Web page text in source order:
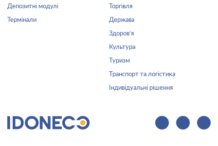
Депозитні модулі
Термінали
Торгівля
Держава
Здоров’я
Культура
Туризм
Транспорт та логістика
Індивідуальні рішення